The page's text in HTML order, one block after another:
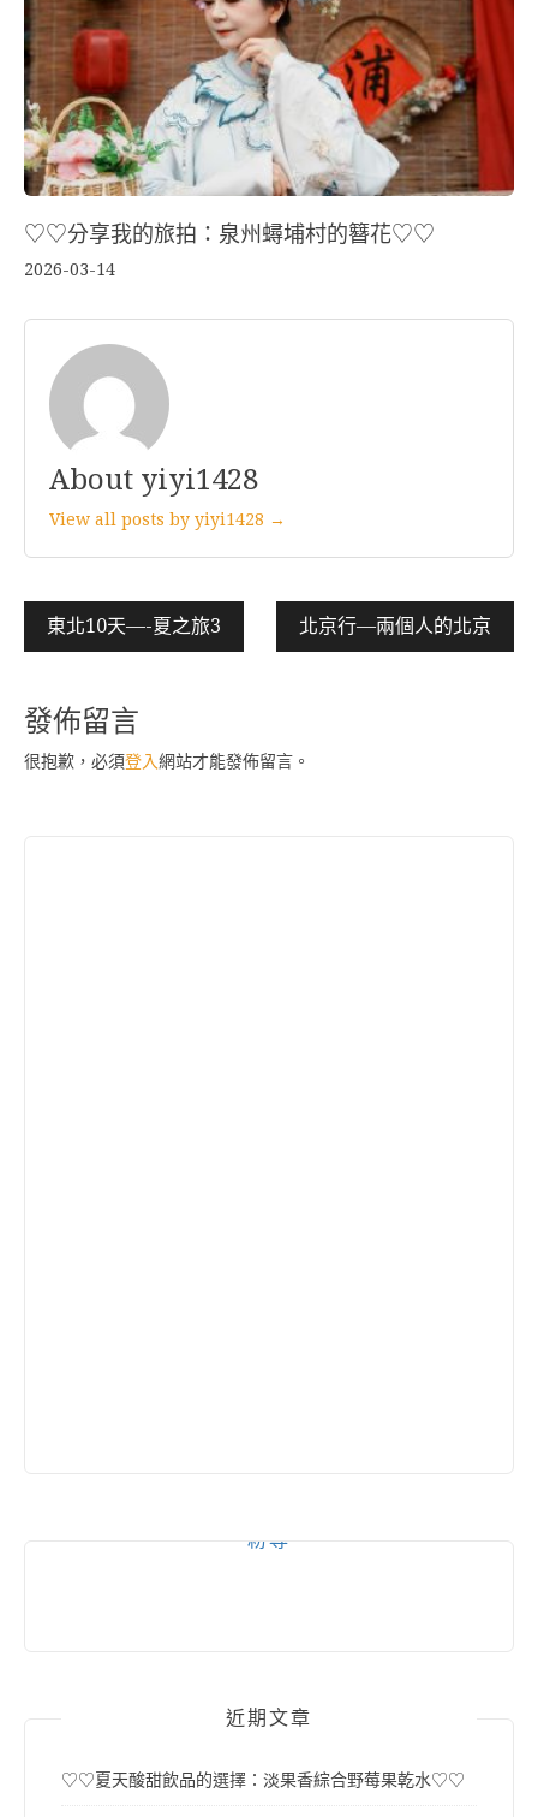
♡♡分享我的旅拍：泉州蟳埔村的簪花♡♡
2026-03-14
About yiyi1428
View all posts by yiyi1428 →
文
章
導
覽
東北10天—-夏之旅3 北京行—兩個人的北京
發佈留言
很抱歉，必須登入網站才能發佈留言。
粉專
近期文章
♡♡夏天酸甜飲品的選擇：淡果香綜合野莓果乾水♡♡